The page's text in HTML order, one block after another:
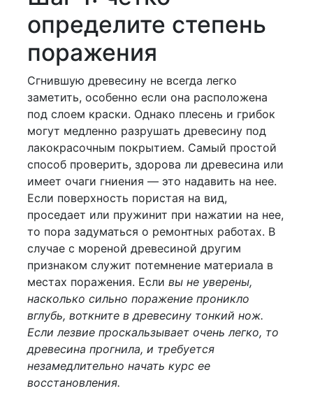
определите степень
поражения
Сгнившую древесину не всегда легко
заметить, особенно если она расположена
под слоем краски. Однако плесень и грибок
могут медленно разрушать древесину под
лакокрасочным покрытием. Самый простой
способ проверить, здорова ли древесина или
имеет очаги гниения — это надавить на нее.
Если поверхность пористая на вид,
проседает или пружинит при нажатии на нее,
то пора задуматься о ремонтных работах. В
случае с мореной древесиной другим
признаком служит потемнение материала в
местах поражения. Если вы не уверены,
насколько сильно поражение проникло
вглубь, воткните в древесину тонкий нож.
Если лезвие проскальзывает очень легко, то
древесина прогнила, и требуется
незамедлительно начать курс ее
восстановления.